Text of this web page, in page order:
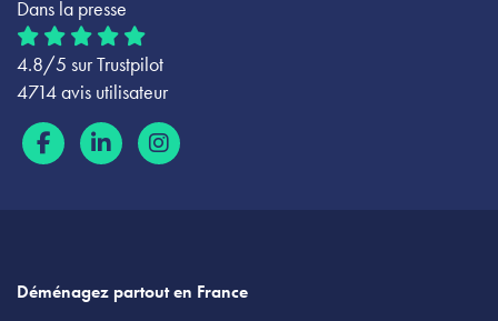
Dans la presse
4.8/5 sur Trustpilot
4714 avis utilisateur
Déménagez partout en France